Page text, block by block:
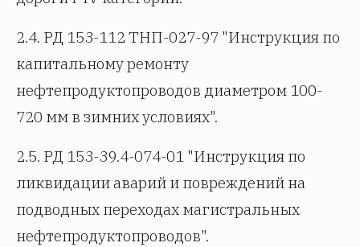
2.4. РД 153-112 ТНП-027-97 "Инструкция по
капитальному ремонту
нефтепродуктопроводов диаметром 100-
720 мм в зимних условиях".
2.5. РД 153-39.4-074-01 "Инструкция по
ликвидации аварий и повреждений на
подводных переходах магистральных
нефтепродуктопроводов".